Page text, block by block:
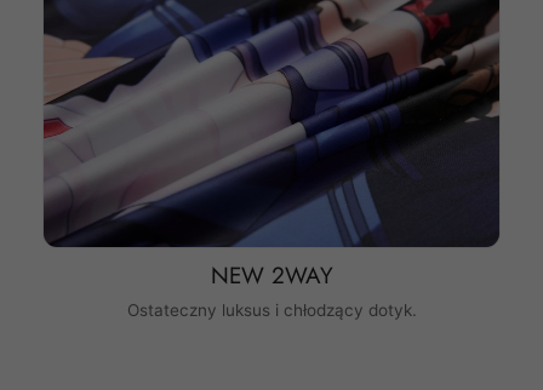
NEW 2WAY
Ostateczny luksus i chłodzący dotyk.